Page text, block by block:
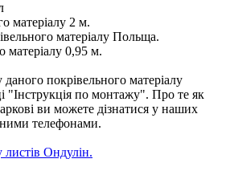
матеріалу 2 м.
матеріалу Польща.
матеріалу 0,95 м.
покрівельного матеріалу
"Інструкція по монтажу". Про те як
ви можете дізнатися у наших
телефонами.
листів Ондулін.